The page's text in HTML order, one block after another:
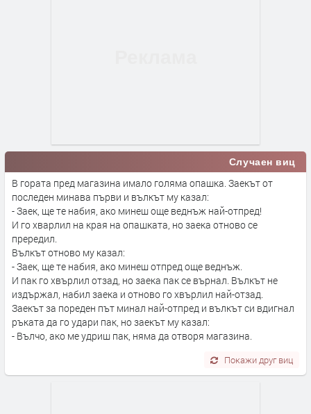
Случаен виц
В гората пред магазина имало голяма опашка. Заекът от
последен минава първи и вълкът му казал:
- Заек, ще те набия, ако минеш още веднъж най-отпред!
И го хварлил на края на опашката, но заека отново се
прередил.
Вълкът отново му казал:
- Заек, ще те набия, ако минеш отпред още веднъж.
И пак го хвърлил отзад, но заека пак се върнал. Вълкът не
издържал, набил заека и отново го хвърлил най-отзад.
Заекът за пореден път минал най-отпред и вълкът си вдигнал
ръката да го удари пак, но заекът му казал:
- Вълчо, ако ме удриш пак, няма да отворя магазина.
Покажи друг виц